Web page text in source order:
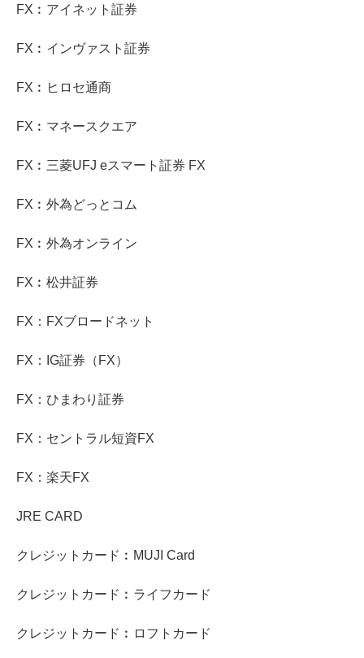
FX︰アイネット証券
FX︰インヴァスト証券
FX︰ヒロセ通商
FX︰マネースクエア
FX︰三菱UFJ eスマート証券 FX
FX︰外為どっとコム
FX︰外為オンライン
FX︰松井証券
FX：FXブロードネット
FX：IG証券（FX）
FX：ひまわり証券
FX：セントラル短資FX
FX：楽天FX
JRE CARD
クレジットカード︰MUJI Card
クレジットカード︰ライフカード
クレジットカード︰ロフトカード